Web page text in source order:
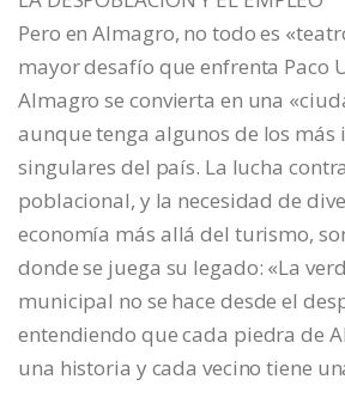
Pero en Almagro, no todo es
mayor desafío que enfrenta Paco
Almagro se convierta en una
aunque tenga algunos de los más
singulares del país. La lucha
poblacional, y la necesidad de
economía más allá del turismo,
donde se juega su legado: «La
municipal no se hace desde el
entendiendo que cada piedra de
una historia y cada vecino tiene